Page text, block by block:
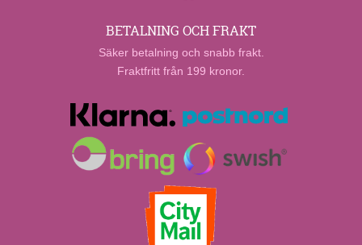
BETALNING OCH FRAKT
Säker betalning och snabb frakt.
Fraktfritt från 199 kronor.